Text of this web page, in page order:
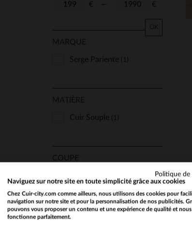
€ €
OK
MARQUE
Serge Pariente (1)
MATIÈRE
Cuir Souple (1)
COUPE
TYPE
Politique
Naviguez sur notre site en toute simplicité grâce aux cookies
Chez Cuir-city.com comme ailleurs, nous utilisons des cookies pour
navigation sur notre site et pour la personnalisation de nos publicités.
pouvons vous proposer un contenu et une expérience de qualité et
fonctionne parfaitement.